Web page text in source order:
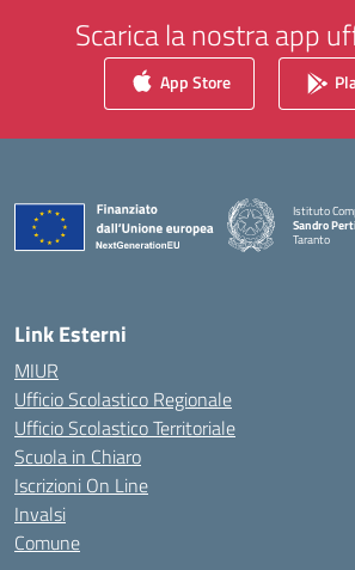
Scarica la nostra app
App Store
Istituto
Sandro
Taranto
Link Esterni
MIUR
Ufficio Scolastico Regionale
Ufficio Scolastico Territoriale
Scuola in Chiaro
Iscrizioni On Line
Invalsi
Comune